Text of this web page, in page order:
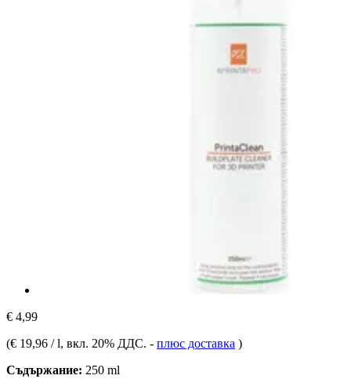
€ 4,99
(€ 19,96 / l, вкл. 20% ДДС. - плюс доставка )
Съдържание: 250 ml